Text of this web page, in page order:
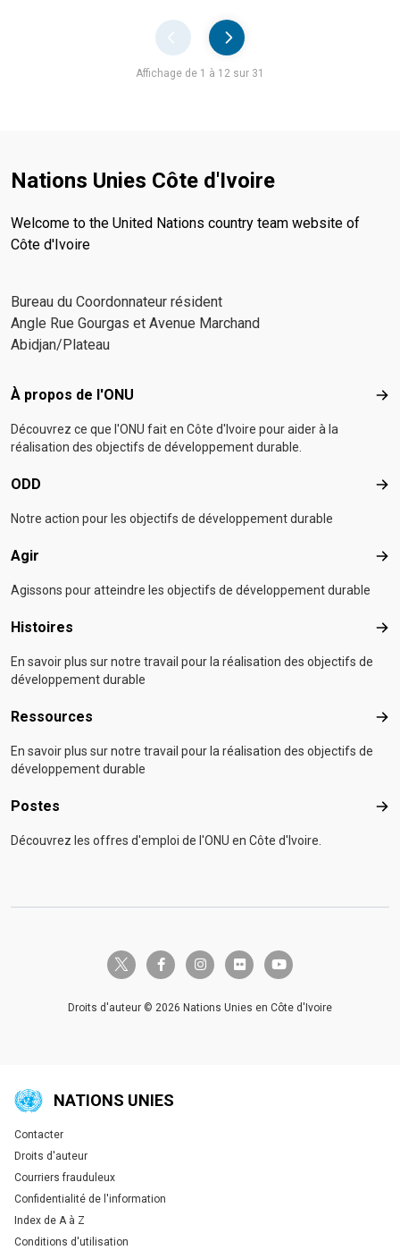
Affichage de 1 à 12 sur 31
Nations Unies Côte d'Ivoire
Welcome to the United Nations country team website of
Côte d'Ivoire
Bureau du Coordonnateur résident
Angle Rue Gourgas et Avenue Marchand
Abidjan/Plateau
Footer menu
À propos de l'ONU À
Découvrez ce que l'ONU fait en Côte d'Ivoire pour aider à la
réalisation des objectifs de développement durable.
ODD
Notre action pour les objectifs de développement durable
Agir Agir
Agissons pour atteindre les objectifs de développement durable
Histoires
En savoir plus sur notre travail pour la réalisation des objectifs de
développement durable
Ressources
En savoir plus sur notre travail pour la réalisation des objectifs de
développement durable
Postes
Découvrez les offres d'emploi de l'ONU en Côte d'Ivoire.
twitter-x facebook-finstagramflickr youtube
Droits d'auteur © 2026 Nations Unies en Côte d'Ivoire
NATIONS UNIES
Global U.N. menu
Contacter
Droits d'auteur
Courriers frauduleux
Confidentialité de l'information
Index de A à Z
Conditions d'utilisation